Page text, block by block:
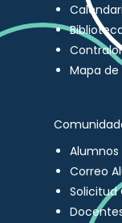
Mapa de
Alumnos
Correo
Solicitud